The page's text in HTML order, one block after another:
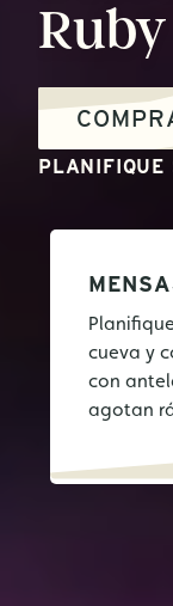
Ruby
PLANIFIQUE
cueva y
con
agotan